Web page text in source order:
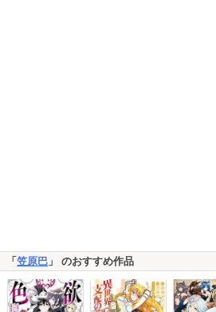
「 笠原巴 」 のおすすめ作品